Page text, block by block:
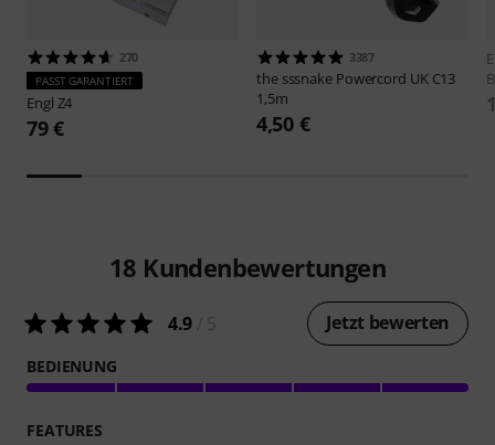
270
PASST GARANTIERT
Engl Z4
79 €
3387
the sssnake Powercord UK C13
1,5m
4,50 €
18 Kundenbewertungen
4.9 Jetzt bewerten
BEDIENUNG
FEATURES